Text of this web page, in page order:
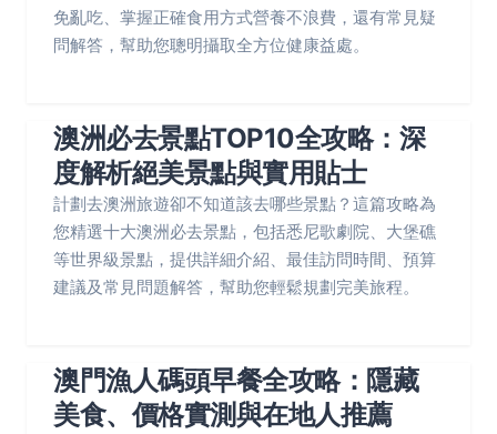
免亂吃、掌握正確食用方式營養不浪費，還有常見疑
問解答，幫助您聰明攝取全方位健康益處。
澳洲必去景點TOP10全攻略：深
度解析絕美景點與實用貼士
計劃去澳洲旅遊卻不知道該去哪些景點？這篇攻略為
您精選十大澳洲必去景點，包括悉尼歌劇院、大堡礁
等世界級景點，提供詳細介紹、最佳訪問時間、預算
建議及常見問題解答，幫助您輕鬆規劃完美旅程。
澳門漁人碼頭早餐全攻略：隱藏
美食、價格實測與在地人推薦